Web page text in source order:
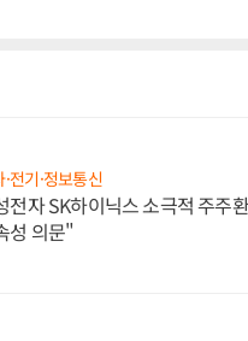
·전기·정보통신
전자 SK하이닉스 소극적 주주
성 의문"